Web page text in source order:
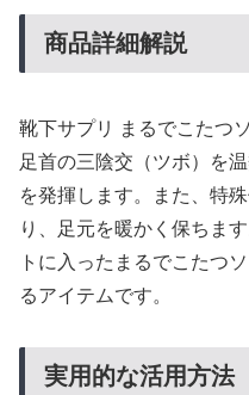
商品詳細解説
靴下サプリ まるでこたつ
足首の三陰交（ツボ）を
を発揮します。また、特
り、足元を暖かく保ちま
トに入ったまるでこたつ
るアイテムです。
実用的な活用方法